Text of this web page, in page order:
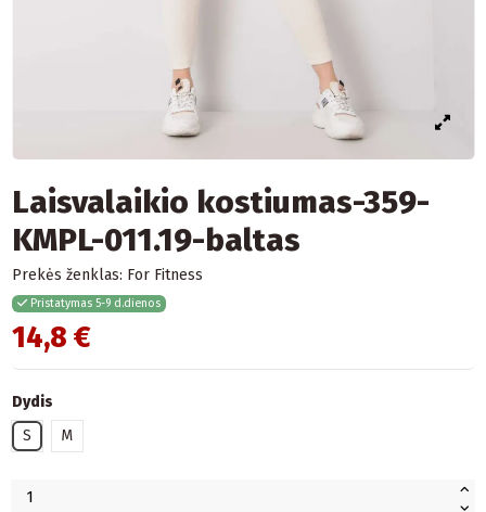
Laisvalaikio kostiumas-359-
KMPL-011.19-baltas
Prekės ženklas: For Fitness
Pristatymas 5-9 d.dienos
14,8 €
Dydis
S
M